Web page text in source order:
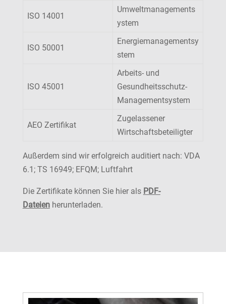
ISO 14001
Umweltmanagements
ystem
ISO 50001
Energiemanagementsy
stem
ISO 45001
Arbeits- und
Gesundheitsschutz-
Managementsystem
AEO Zertifikat
Zugelassener
Wirtschaftsbeteiligter
Außerdem sind wir erfolgreich auditiert nach: VDA
6.1; TS 16949; EFQM; Luftfahrt
Die Zertifikate können Sie hier als PDF-
Dateienherunterladen.